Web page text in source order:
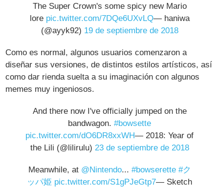
The Super Crown's some spicy new Mario
lore pic.twitter.com/7DQe6UXvLQ— haniwa
(@ayyk92) 19 de septiembre de 2018
Como es normal, algunos usuarios comenzaron a
diseñar sus versiones, de distintos estilos artísticos, así
como dar rienda suelta a su imaginación con algunos
memes muy ingeniosos.
And there now I've officially jumped on the
bandwagon. #bowsette
pic.twitter.com/dO6DR8xxWH— 2018: Year of
the Lili (@lilirulu) 23 de septiembre de 2018
Meanwhile, at @Nintendo... #bowserette #ク
ッパ姫 pic.twitter.com/S1gPJeGtp7— Sketch